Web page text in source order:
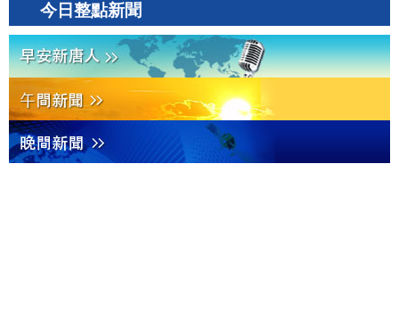
今日整點新聞